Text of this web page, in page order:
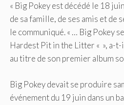
« Big Pokey est décédé le 18
de sa famille, de ses amis et de
le communiqué. « … Big Pokey
Hardest Pit in the Litter « », a-
au titre de son premier album
Big Pokey devait se produire
événement du 19 juin dans un